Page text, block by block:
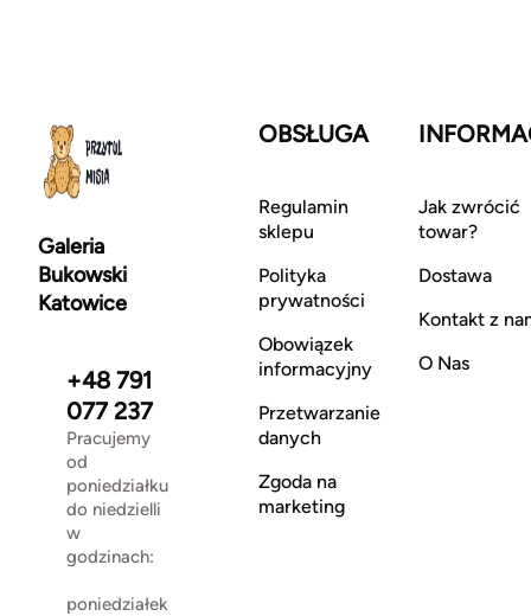
Galeria
Bukowski
Katowice
+48 791
077 237
Pracujemy
od
poniedziałku
do niedzielli
w
godzinach:
poniedziałek
OBSŁUGA
Regulamin
sklepu
Polityka
prywatności
Obowiązek
informacyjny
Przetwarzanie
danych
Zgoda na
marketing
Jak zwrócić
towar?
Dostawa
Kontakt z
O Nas